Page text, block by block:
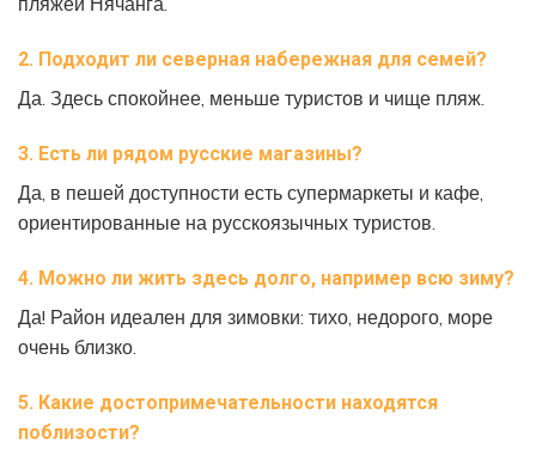
2. Подходит ли северная набережная для семей?
Да. Здесь спокойнее, меньше туристов и чище пляж.
3. Есть ли рядом русские магазины?
Да, в пешей доступности есть супермаркеты и кафе,
ориентированные на русскоязычных туристов.
4. Можно ли жить здесь долго, например всю зиму?
Да! Район идеален для зимовки: тихо, недорого, море
очень близко.
5. Какие достопримечательности находятся
поблизости?